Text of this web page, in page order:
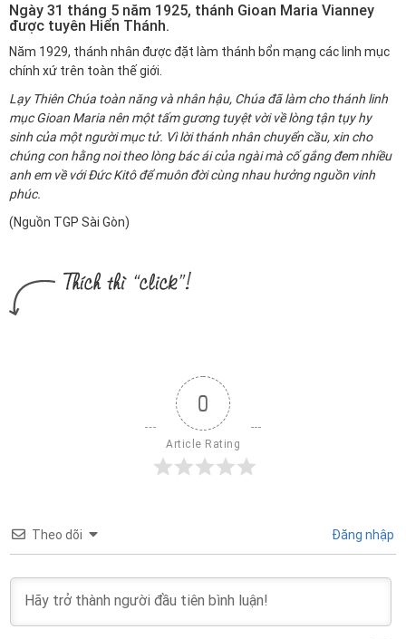
Ngày 31 tháng 5 năm 1925, thánh Gioan Maria Vianney
được tuyên Hiển Thánh.
Năm 1929, thánh nhân được đặt làm thánh bổn mạng các linh mục
chính xứ trên toàn thế giới.
Lạy Thiên Chúa toàn năng và nhân hậu, Chúa đã làm cho thánh linh
mục Gioan Maria nên một tấm gương tuyệt vời về lòng tận tụy hy
sinh của một người mục tử. Vì lời thánh nhân chuyển cầu, xin cho
chúng con hằng noi theo lòng bác ái của ngài mà cố gắng đem nhiều
anh em về với Đức Kitô để muôn đời cùng nhau hưởng nguồn vinh
phúc.
(Nguồn TGP Sài Gòn)
0
Article Rating
Theo dõi Đăng nhập